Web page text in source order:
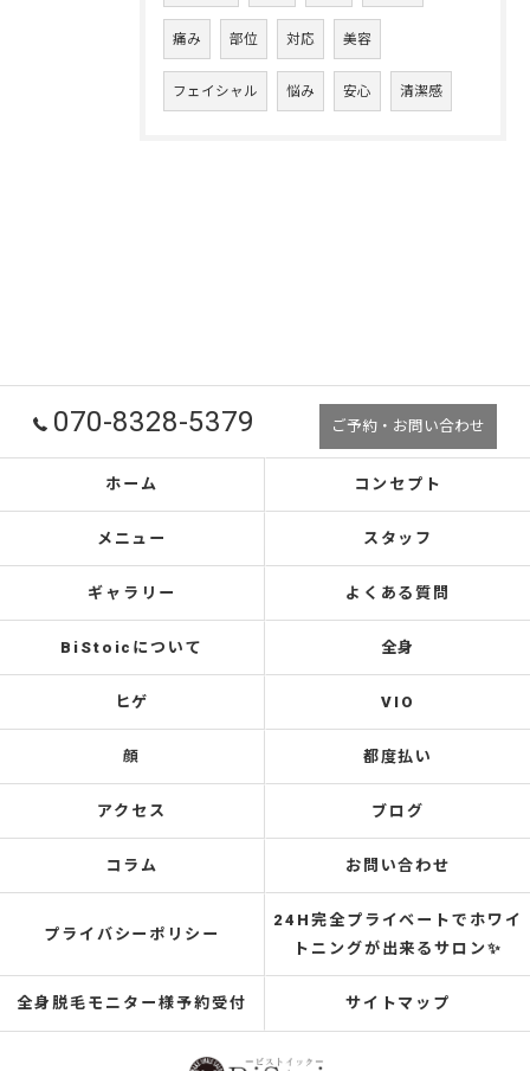
痛み 部位 対応 美容
フェイシャル 悩み 安心 清潔感
070-8328-5379 ご予約・お問い合わせ
ホーム コンセプト
メニュー スタッフ
ギャラリー よくある質問
BiStoicについて 全身
ヒゲ VIO
顔 都度払い
アクセス ブログ
コラム お問い合わせ
プライバシーポリシー
24H完全プライベートでホワイ
トニングが出来るサロン✨
全身脱毛モニター様予約受付 サイトマップ